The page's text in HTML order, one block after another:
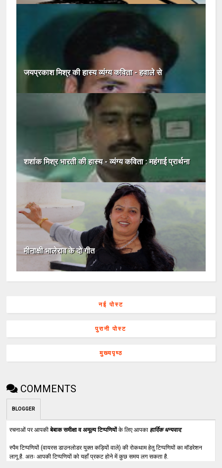
जयप्रकाश मिश्र की हास्य व्यंग्य कविता - हवाले से
शशांक मिश्र भारती की हास्य - व्यंग्य कविता : महंगाई प्रार्थना
मीनाक्षी भालेराव के दो गीत
नई पोस्ट
पुरानी पोस्ट
मुख्यपृष्ठ
COMMENTS
BLOGGER
रचनाओं पर आपकीबेबाक समीक्षा व अमूल्य टिप्पणियोंके लिए आपका हार्दिक धन्यवाद.
स्पैम टिप्पणियों (वायरस डाउनलोडर युक्त कड़ियों वाले) की रोकथाम हेतु टिप्पणियों का मॉडरेशन
लागू है. अतः आपकी टिप्पणियों को यहाँ प्रकट होने में कुछ समय लग सकता है.